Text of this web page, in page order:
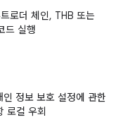
로더 체인, THB 또는
드 실행
정보 보호 설정에 관한
로컬 우회